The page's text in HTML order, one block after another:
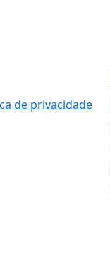
de privacidade